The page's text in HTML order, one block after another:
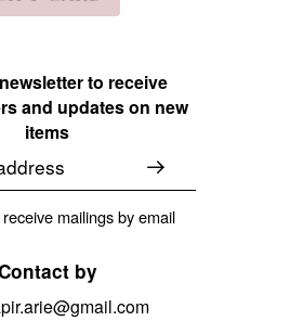
to receive
and updates on new
items
mailings by email
by